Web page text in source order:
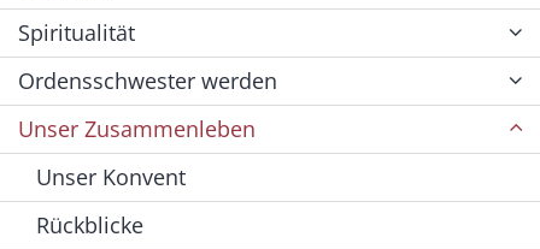
Spiritualität
Ordensschwester werden
Unser Zusammenleben
Unser Konvent
Rückblicke